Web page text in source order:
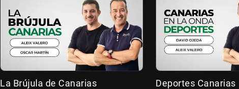
La Brújula de Canarias Deportes Canarias